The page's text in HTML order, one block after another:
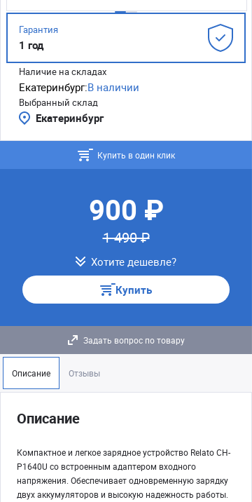
Гарантия
1 год
Наличие на складах
Екатеринбург:В наличии
Выбранный склад
Екатеринбург
Купить в один клик
900 ₽
1 490 ₽
Хотите дешевле?
Купить
Задать вопрос по товару
Описание Отзывы
Описание
Компактное и легкое зарядное устройство Relato CH-
P1640U со встроенным адаптером входного
напряжения. Обеспечивает одновременную зарядку
двух аккумуляторов и высокую надежность работы.